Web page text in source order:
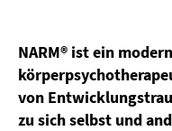
NARM® ist ein
von
zu sich selbst und